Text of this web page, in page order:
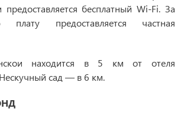
предоставляется бесплатный Wi-Fi. За
плату предоставляется частная
находится в 5 км от отеля
сад — в 6 км.